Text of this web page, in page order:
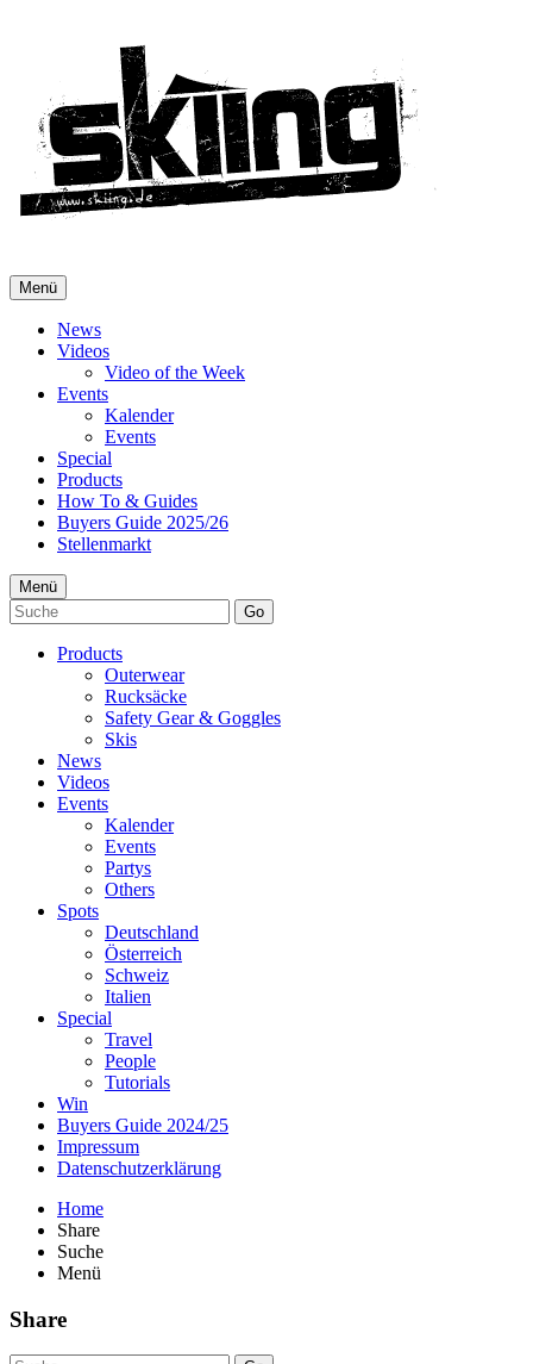
Menü
News
Videos
Video of the Week
Events
Kalender
Events
Special
Products
How To & Guides
Buyers Guide 2025/26
Stellenmarkt
Menü
Go
Products
Outerwear
Rucksäcke
Safety Gear & Goggles
Skis
News
Videos
Events
Kalender
Events
Partys
Others
Spots
Deutschland
Österreich
Schweiz
Italien
Special
Travel
People
Tutorials
Win
Buyers Guide 2024/25
Impressum
Datenschutzerklärung
Home
Share
Suche
Menü
Share